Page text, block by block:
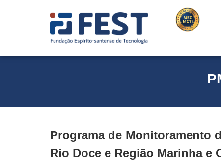
Programa de Monitoramento
Rio Doce e Região Marinha e